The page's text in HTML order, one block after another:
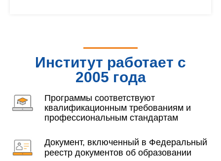
Институт работает с
2005 года
Программы соответствуют
квалификационным требованиям и
профессиональным стандартам
Документ, включенный в Федеральный
реестр документов об образовании